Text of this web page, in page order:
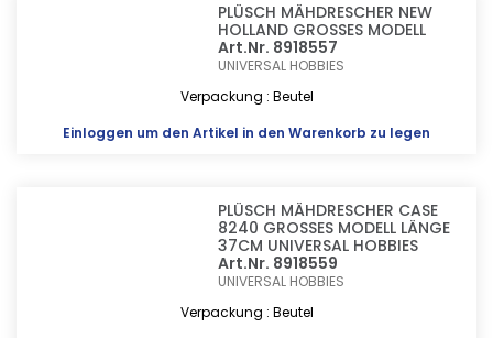
PLÜSCH MÄHDRESCHER NEW
HOLLAND GROSSES MODELL
Art.Nr. 8918557
UNIVERSAL HOBBIES
Verpackung : Beutel
Einloggen um den Artikel in den Warenkorb zu legen
PLÜSCH MÄHDRESCHER CASE
8240 GROSSES MODELL LÄNGE
37CM UNIVERSAL HOBBIES
Art.Nr. 8918559
UNIVERSAL HOBBIES
Verpackung : Beutel